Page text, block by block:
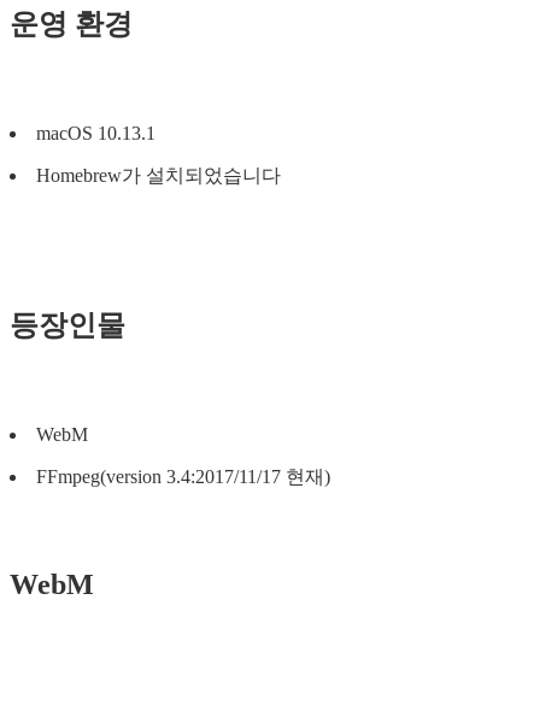
운영 환경
macOS 10.13.1
Homebrew가 설치되었습니다
등장인물
WebM
FFmpeg(version 3.4:2017/11/17 현재)
WebM